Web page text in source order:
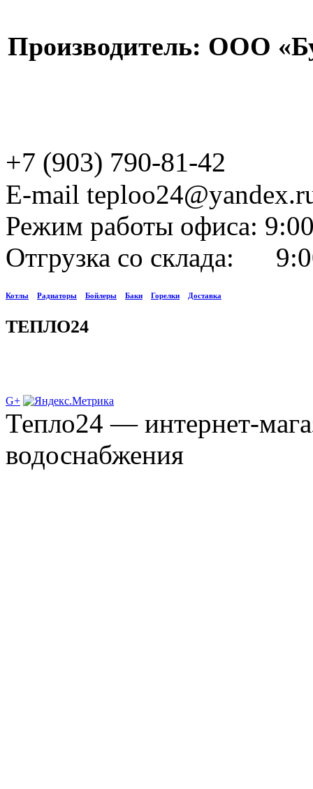
Производитель: ООО
+7 (903) 790-81-42
E-mail
Режим работы офиса:
Отгрузка со склада:
Котлы Радиаторы Бойлеры Баки Горелки Доставка
ТЕПЛО24
G+
Тепло24 — интернет-
водоснабжения